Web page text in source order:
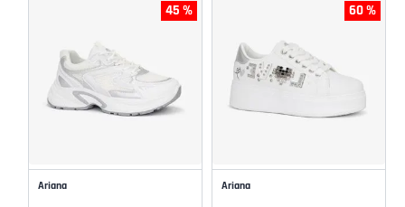
45 %
Ariana
60 %
Ariana